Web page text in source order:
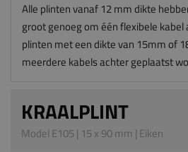
Alle plinten vanaf 12 mm dikte
groot genoeg om één flexibele
plinten met een dikte van 15mm of
meerdere kabels achter geplaatst
KRAALPLINT
Model E105 | 15 x 90 mm | Eiken